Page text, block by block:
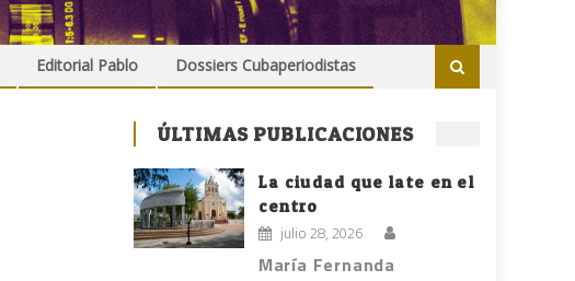
Editorial Pablo Dossiers Cubaperiodistas
ÚLTIMAS PUBLICACIONES
La ciudad que late en el
centro
julio 28, 2026
María Fernanda